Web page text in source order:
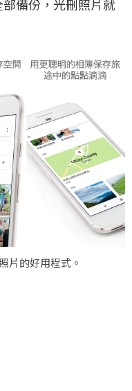
備份，光刪照片就
片的好用程式。